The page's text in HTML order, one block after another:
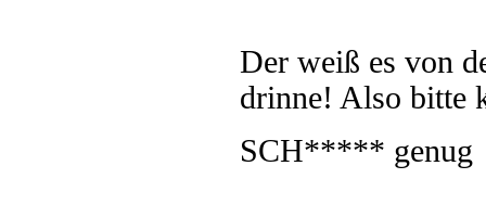
Der weiß es von
drinne! Also bitte
SCH*****